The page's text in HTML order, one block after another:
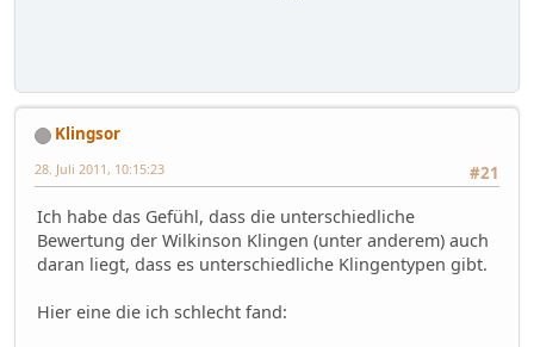
Klingsor
#21
28. Juli 2011, 10:15:23
Ich habe das Gefühl, dass die unterschiedliche
Bewertung der Wilkinson Klingen (unter anderem) auch
daran liegt, dass es unterschiedliche Klingentypen gibt.
Hier eine die ich schlecht fand: